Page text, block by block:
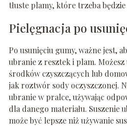
tłuste plamy, które trzeba
Pielęgnacja po
Po usunięciu gumy, ważne jest,
ubranie z resztek i plam.
środków czyszczących lub
jak roztwór sody oczyszczonej.
ubranie w pralce, używając
dla danego materiału. Suszenie
może być lepsze niż używanie